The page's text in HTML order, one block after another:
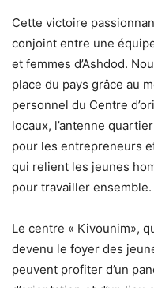
Cette victoire
conjoint entre une
et femmes d’Ashdod.
place du pays grâce au
personnel du Centre
locaux, l’antenne
pour les entrepreneurs
qui relient les jeunes
pour travailler ensemble.
Le centre « Kivounim»,
devenu le foyer des
peuvent profiter d’un